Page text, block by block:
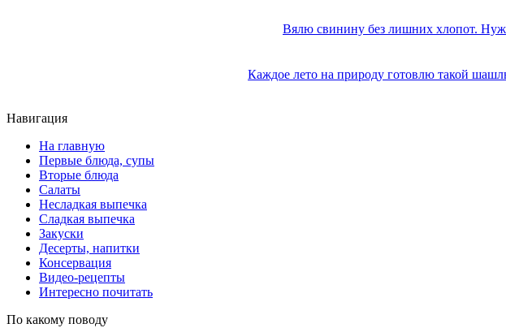
Вялю свинину без лишних хлопот.
Каждое лето на природу готовлю такой
Навигация
На главную
Первые блюда, супы
Вторые блюда
Салаты
Несладкая выпечка
Сладкая выпечка
Закуски
Десерты, напитки
Консервация
Видео-рецепты
Интересно почитать
По какому поводу